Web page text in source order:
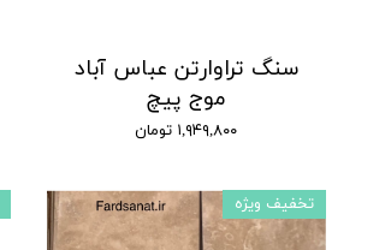
سنگ تراوارتن عباس آباد
موج پیچ
۱,۹۴۹,۸۰۰ تومان
تخفیف ویژه